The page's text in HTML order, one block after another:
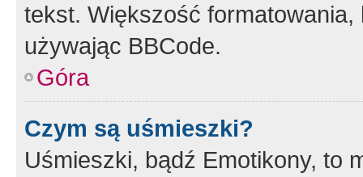
tekst. Większość
używając BBCode.
Góra
Czym są uśmieszki?
Uśmieszki, bądź Emotikony, to